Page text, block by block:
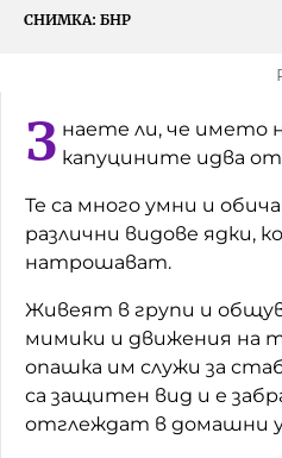
Златната ябълка
Непознатите думи
Като Айнщайн
Домашен любимец
Питаме Ви
До ре ми
СНИМКА: БНР
З наете ли, че името
капуцините идва
Те са много умни и
различни видове ядки,
натрошават.
Живеят в групи и
мимики и движения на
опашка им служи за
са защитен вид и е
отглеждат в домашни